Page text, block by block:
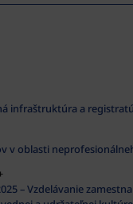
infraštruktúra a
v oblasti
– Vzdelávanie